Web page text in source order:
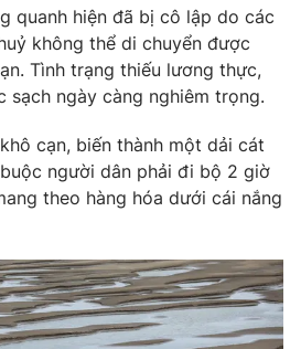
Podcast
Infographic
Shorts video
quanh hiện đã bị cô lập do các
không thể di chuyển được
Tình trạng thiếu lương thực,
sạch ngày càng nghiêm trọng.
cạn, biến thành một dải cát
người dân phải đi bộ 2 giờ
theo hàng hóa dưới cái nắng